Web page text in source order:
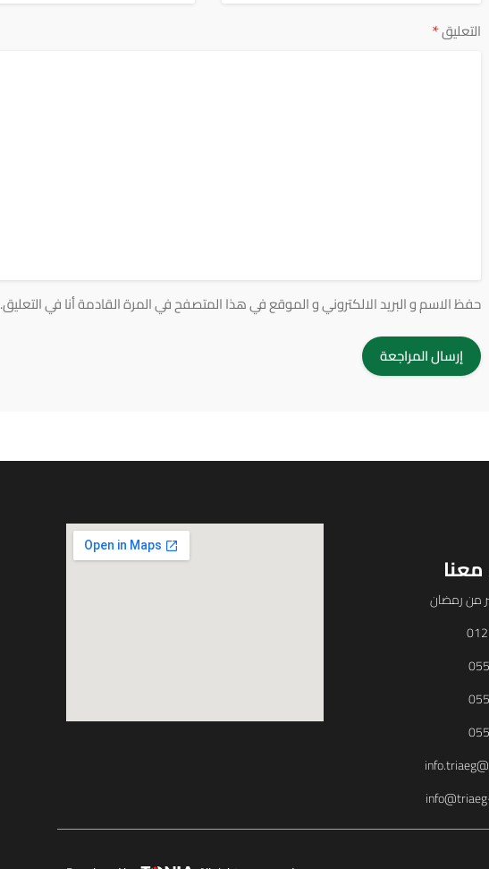
التعليق*
حفظ الاسم و البريد الالكتروني و الموقع في هذا المتصفح في المرة القادمة أنا في التعليق.
من رمضان